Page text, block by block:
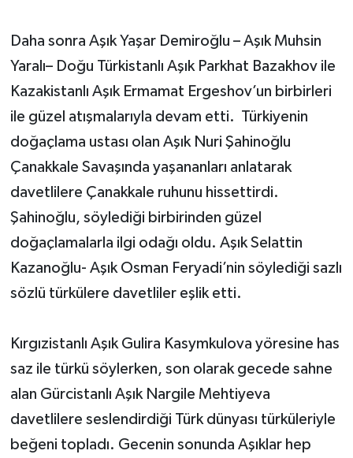
Daha sonra Aşık Yaşar Demiroğlu – Aşık Muhsin
Yaralı– Doğu Türkistanlı Aşık Parkhat Bazakhov ile
Kazakistanlı Aşık Ermamat Ergeshov’un birbirleri
ile güzel atışmalarıyla devam etti. Türkiyenin
doğaçlama ustası olan Aşık Nuri Şahinoğlu
Çanakkale Savaşında yaşananları anlatarak
davetlilere Çanakkale ruhunu hissettirdi.
Şahinoğlu, söylediği birbirinden güzel
doğaçlamalarla ilgi odağı oldu. Aşık Selattin
Kazanoğlu- Aşık Osman Feryadi’nin söylediği sazlı
sözlü türkülere davetliler eşlik etti.
Kırgızistanlı Aşık Gulira Kasymkulova yöresine has
saz ile türkü söylerken, son olarak gecede sahne
alan Gürcistanlı Aşık Nargile Mehtiyeva
davetlilere seslendirdiği Türk dünyası türküleriyle
beğeni topladı. Gecenin sonunda Aşıklar hep